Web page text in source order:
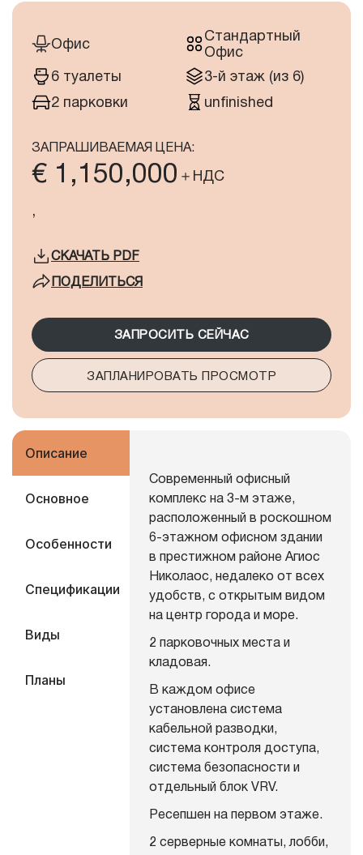
Офис
Стандартный
Офис
6 туалеты
3-й этаж (из 6)
2 парковки
unfinished
ЗАПРАШИВАЕМАЯ ЦЕНА:
€ 1,150,000 ＋НДС
,
СКАЧАТЬ PDF
ПОДЕЛИТЬСЯ
ЗАПРОСИТЬ СЕЙЧАС
ЗАПЛАНИРОВАТЬ ПРОСМОТР
Описание
Основное
Особенности
Спецификации
Виды
Планы
Современный офисный
комплекс на 3-м этаже,
расположенный в роскошном
6-этажном офисном здании
в престижном районе Агиос
Николаос, недалеко от всех
удобств, с открытым видом
на центр города и море.
2 парковочных места и
кладовая.
В каждом офисе
установлена система
кабельной разводки,
система контроля доступа,
система безопасности и
отдельный блок VRV.
Ресепшен на первом этаже.
2 серверные комнаты, лобби,